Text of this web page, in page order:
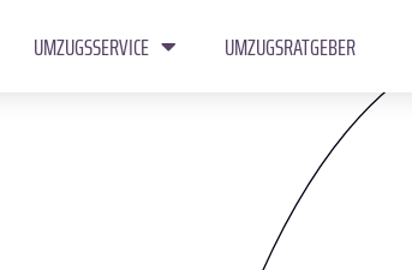
UMZUGSSERVICE UMZUGSRATGEBER